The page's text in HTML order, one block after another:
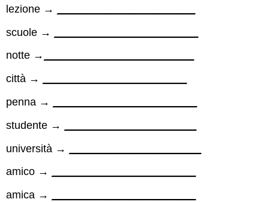
lezione →
scuole →
notte →
città →
penna →
studente →
università →
amico →
amica →